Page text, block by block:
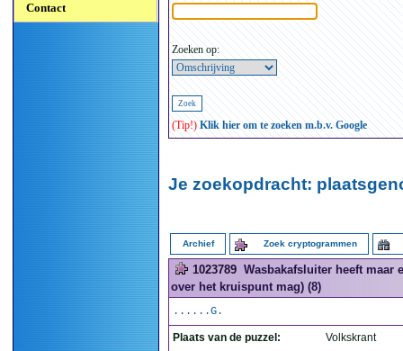
Contact
Zoeken op:
(Tip!) Klik hier om te zoeken m.b.v. Google
Je zoekopdracht:
Archief Zoek cryptogrammen
1023789 Wasbakafsluiter heeft maar
over het kruispunt mag) (8)
......G.
Plaats van de puzzel:
Volkskrant